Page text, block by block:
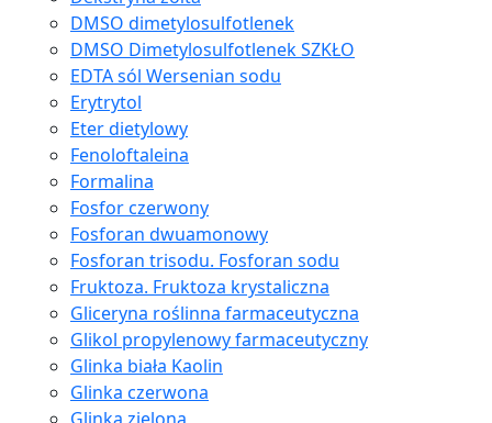
DMSO dimetylosulfotlenek
DMSO Dimetylosulfotlenek SZKŁO
EDTA sól Wersenian sodu
Erytrytol
Eter dietylowy
Fenoloftaleina
Formalina
Fosfor czerwony
Fosforan dwuamonowy
Fosforan trisodu. Fosforan sodu
Fruktoza. Fruktoza krystaliczna
Gliceryna roślinna farmaceutyczna
Glikol propylenowy farmaceutyczny
Glinka biała Kaolin
Glinka czerwona